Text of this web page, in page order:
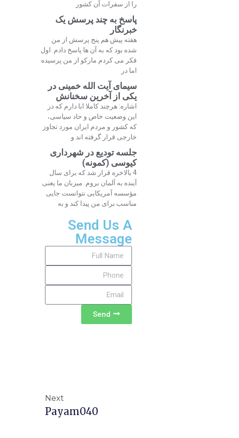
را از سفرات آن کشور
پاسخ به چند پرسش یک
خبرنگار
هفته پیش هم پنج پرسش از من
شده بود که به آن ها پاسخ دادم. اول
فکر می کردم مارکو از من پرسیده
اما در
سیمای آیت الله خمینی در
یکی از آخرین سخنانش
اشاره: هرچند کاملا ابا دارم که در
این وضعیت خاص و حاد سیاسی،
که کشور و مردم ایران مورد تجاوز
خارجی قرار گرفته اند و
جلسه تودیع در شهرداری
کیوسی (کمونه)
4 بالاخره قرار شد که برای سال
آینده به آلمان بروم. میزبان ما یعنی
مؤسسه آمریکایی نتوانست جایی
مناسب برای من پیدا کند و به
Send Us A
Message
Send
Next
Payam040